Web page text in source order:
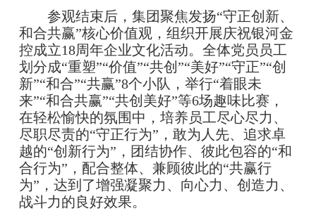
参观结束后，集团聚焦发扬“守正创新、
和合共赢”核心价值观，组织开展庆祝银河金
控成立18周年企业文化活动。全体党员员工
划分成“重塑”“价值”“共创”“美好”“守正”“创
新”“和合”“共赢”8个小队，举行“着眼未
来”“和合共赢”“共创美好”等6场趣味比赛，
在轻松愉快的氛围中，培养员工尽心尽力、
尽职尽责的“守正行为”，敢为人先、追求卓
越的“创新行为”，团结协作、彼此包容的“和
合行为”，配合整体、兼顾彼此的“共赢行
为”，达到了增强凝聚力、向心力、创造力、
战斗力的良好效果。